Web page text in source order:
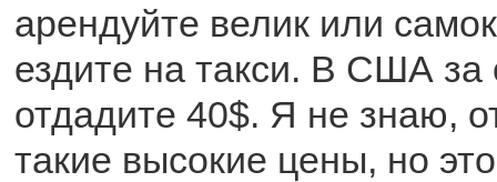
арендуйте велик или
ездите на такси. В США
отдадите 40$. Я не знаю,
такие высокие цены, но